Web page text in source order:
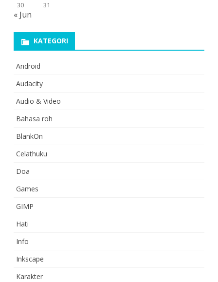
30
31
« Jun
KATEGORI
Android
Audacity
Audio & Video
Bahasa roh
BlankOn
Celathuku
Doa
Games
GIMP
Hati
Info
Inkscape
Karakter